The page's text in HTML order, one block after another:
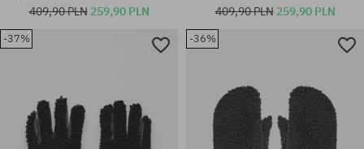
409,90 PLN 259,90 PLN 409,90 PLN 259,90 PLN
-37% -36%